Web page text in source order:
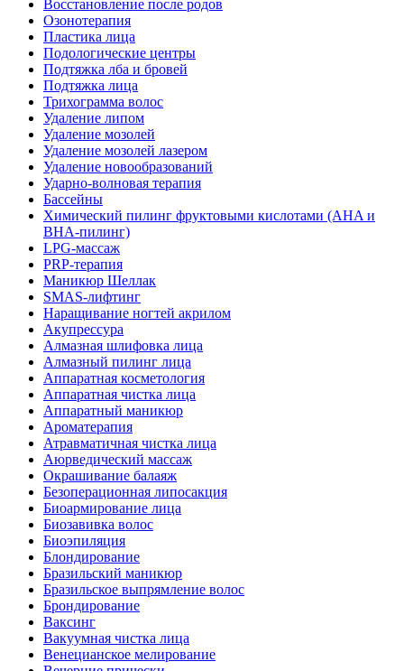
Восстановление после родов
Озонотерапия
Пластика лица
Подологические центры
Подтяжка лба и бровей
Подтяжка лица
Трихограмма волос
Удаление липом
Удаление мозолей
Удаление мозолей лазером
Удаление новообразований
Ударно-волновая терапия
Бассейны
Химический пилинг фруктовыми кислотами (AHA и
BHA-пилинг)
LPG-массаж
PRP-терапия
Маникюр Шеллак
SMAS-лифтинг
Наращивание ногтей акрилом
Акупрессура
Алмазная шлифовка лица
Алмазный пилинг лица
Аппаратная косметология
Аппаратная чистка лица
Аппаратный маникюр
Ароматерапия
Атравматичная чистка лица
Аюрведический массаж
Окрашивание балаяж
Безоперационная липосакция
Биоармирование лица
Биозавивка волос
Биоэпиляция
Блондирование
Бразильский маникюр
Бразильское выпрямление волос
Брондирование
Ваксинг
Вакуумная чистка лица
Венецианское мелирование